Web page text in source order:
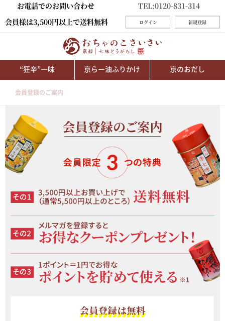
お電話でのお問い合わせ
TEL:0120-831-314
会員様は3,500円以上で送料無料
ログイン 新規登録
“狂辛”一味 京らー油ふりかけ 京のおだし
会員登録のご案内